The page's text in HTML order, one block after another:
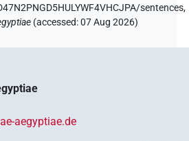
sentences,
(accessed:07 Aug 2026)
aegyptiae.de